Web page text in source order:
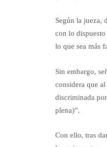
Según la jueza,
con lo dispuesto
lo que sea más
Sin embargo,
considera que
discriminada
plena)”.
Con ello, tras